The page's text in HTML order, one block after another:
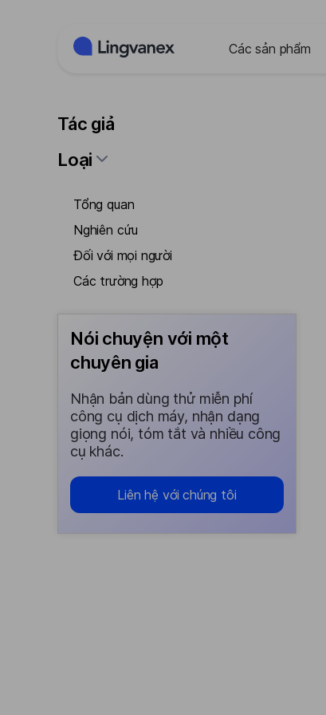
Các sản phẩm
Tác giả
Loại
Tổng quan
Nghiên cứu
Đối với mọi người
Các trường hợp
Nói chuyện với một
chuyên gia
Nhận bản dùng thử miễn phí
công cụ dịch máy, nhận dạng
giọng nói, tóm tắt và nhiều công
cụ khác.
Liên hệ với chúng tôi